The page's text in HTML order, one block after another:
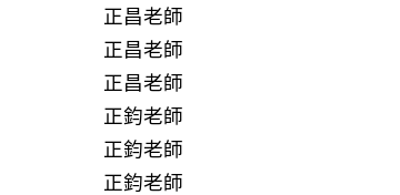
正昌老師
正昌老師
正昌老師
正鈞老師
正鈞老師
正鈞老師